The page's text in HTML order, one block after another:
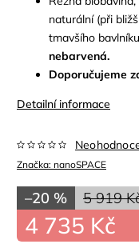
naturální (při
tmavšího
nebarvená.
Doporučujeme
Detailní informace
Značka: nanoSPACE
5 919
–20 %
4 735 Kč